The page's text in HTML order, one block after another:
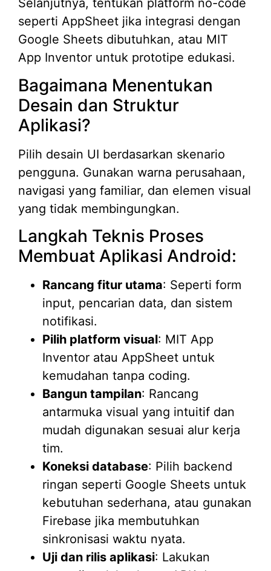
Selanjutnya, tentukan platform no-code
seperti AppSheet jika integrasi dengan
Google Sheets dibutuhkan, atau MIT
App Inventor untuk prototipe edukasi.
Bagaimana Menentukan
Desain dan Struktur
Aplikasi?
Pilih desain UI berdasarkan skenario
pengguna. Gunakan warna perusahaan,
navigasi yang familiar, dan elemen visual
yang tidak membingungkan.
Langkah Teknis Proses
Membuat Aplikasi Android:
Rancang fitur utama: Seperti form
input, pencarian data, dan sistem
notifikasi.
Pilih platform visual: MIT App
Inventor atau AppSheet untuk
kemudahan tanpa coding.
Bangun tampilan: Rancang
antarmuka visual yang intuitif dan
mudah digunakan sesuai alur kerja
tim.
Koneksi database: Pilih backend
ringan seperti Google Sheets untuk
kebutuhan sederhana, atau gunakan
Firebase jika membutuhkan
sinkronisasi waktu nyata.
Uji dan rilis aplikasi: Lakukan